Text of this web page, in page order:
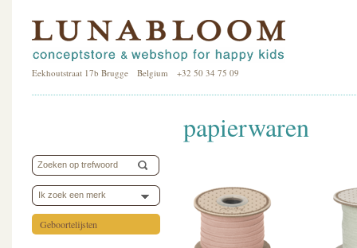
Eekhoutstraat 17b Brugge Belgium +32 50 34 75 09
Ik zoek een merk
Geboortelijsten
papierwaren